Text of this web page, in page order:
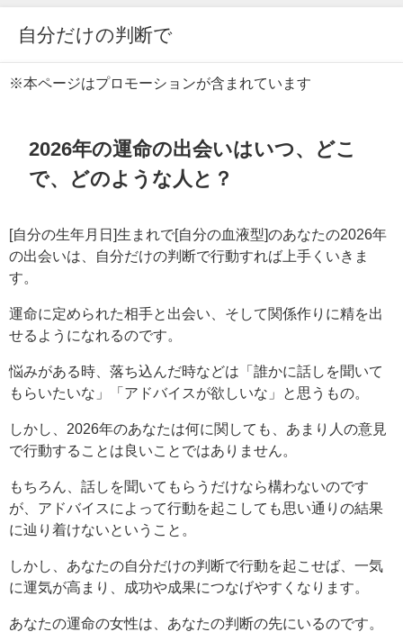
自分だけの判断で
※本ページはプロモーションが含まれています
2026年の運命の出会いはいつ、どこ
で、どのような人と？
[自分の生年月日]生まれで[自分の血液型]のあなたの2026年
の出会いは、自分だけの判断で行動すれば上手くいきま
す。
運命に定められた相手と出会い、そして関係作りに精を出
せるようになれるのです。
悩みがある時、落ち込んだ時などは「誰かに話しを聞いて
もらいたいな」「アドバイスが欲しいな」と思うもの。
しかし、2026年のあなたは何に関しても、あまり人の意見
で行動することは良いことではありません。
もちろん、話しを聞いてもらうだけなら構わないのです
が、アドバイスによって行動を起こしても思い通りの結果
に辿り着けないということ。
しかし、あなたの自分だけの判断で行動を起こせば、一気
に運気が高まり、成功や成果につなげやすくなります。
あなたの運命の女性は、あなたの判断の先にいるのです。